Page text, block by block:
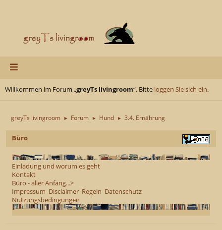
Willkommen im Forum „greyTs livingroom“. Bitte loggen Sie sich ein.
greyTs livingroom ► Forum ► Hund ► 3.4. Ernährung
Büro
Einladung und worum es geht
Kontakt
Büro - aller Anfang...>
Impressum Disclaimer Regeln Datenschutz
Nutzungsbedingungen